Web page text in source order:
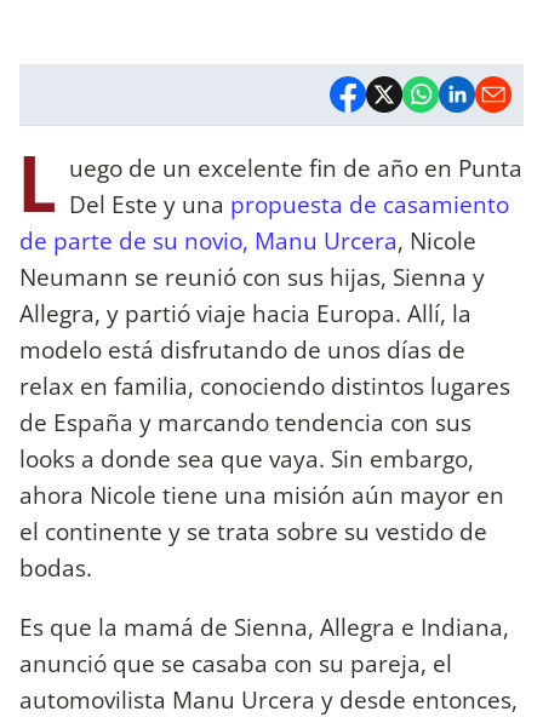
L uego de un excelente fin de año en Punta
Del Este y una propuesta de casamiento
de parte de su novio, Manu Urcera, Nicole
Neumann se reunió con sus hijas, Sienna y
Allegra, y partió viaje hacia Europa. Allí, la
modelo está disfrutando de unos días de
relax en familia, conociendo distintos lugares
de España y marcando tendencia con sus
looks a donde sea que vaya. Sin embargo,
ahora Nicole tiene una misión aún mayor en
el continente y se trata sobre su vestido de
bodas.
Es que la mamá de Sienna, Allegra e Indiana,
anunció que se casaba con su pareja, el
automovilista Manu Urcera y desde entonces,